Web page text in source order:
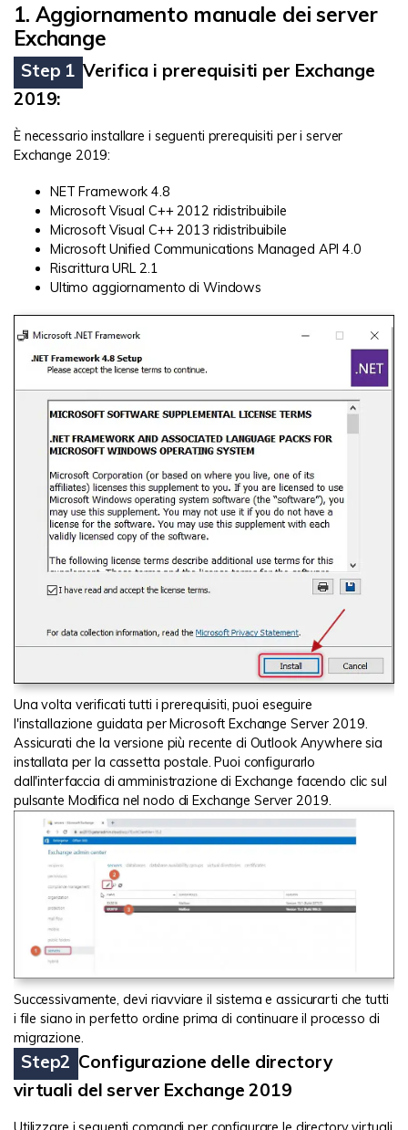
1. Aggiornamento manuale dei server
Exchange
Step 1 Verifica i prerequisiti per Exchange
2019:
È necessario installare i seguenti prerequisiti per i server
Exchange 2019:
NET Framework 4.8
Microsoft Visual C++ 2012 ridistribuibile
Microsoft Visual C++ 2013 ridistribuibile
Microsoft Unified Communications Managed API 4.0
Riscrittura URL 2.1
Ultimo aggiornamento di Windows
Una volta verificati tutti i prerequisiti, puoi eseguire
l'installazione guidata per Microsoft Exchange Server 2019.
Assicurati che la versione più recente di Outlook Anywhere sia
installata per la cassetta postale. Puoi configurarlo
dall'interfaccia di amministrazione di Exchange facendo clic sul
pulsante Modifica nel nodo di Exchange Server 2019.
Successivamente, devi riavviare il sistema e assicurarti che tutti
i file siano in perfetto ordine prima di continuare il processo di
migrazione.
Step2 Configurazione delle directory
virtuali del server Exchange 2019